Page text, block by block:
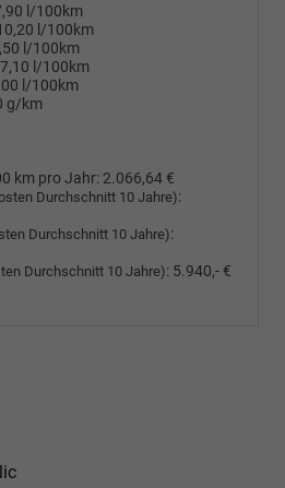
l/100km
l/100km
l/100km
7,10 l/100km
l/100km
g/km
km pro Jahr: 2.066,64 €
Durchschnitt 10 Jahre):
Durchschnitt 10 Jahre):
Durchschnitt 10 Jahre): 5.940,- €